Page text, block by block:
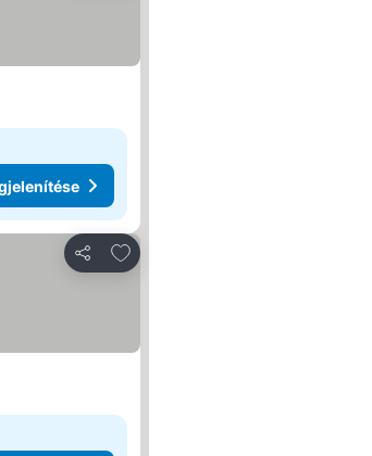
Megosztás
Hozzáadás a kedvencekhez